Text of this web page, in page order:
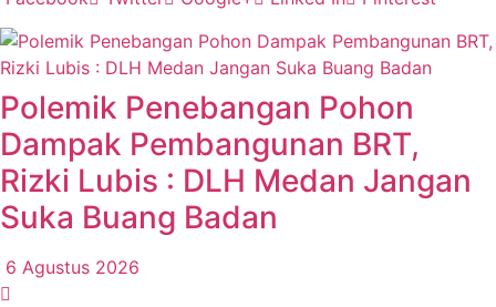
Polemik Penebangan Pohon
Dampak Pembangunan BRT,
Rizki Lubis : DLH Medan Jangan
Suka Buang Badan
6 Agustus 2026